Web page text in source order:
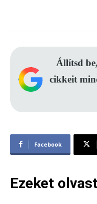
Állítsd
cikkeit
Facebook
Ezeket